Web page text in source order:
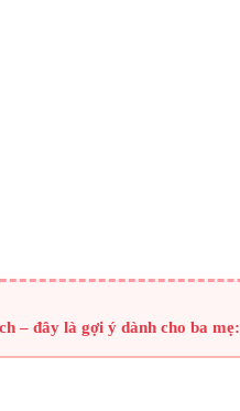
– đây là gợi ý dành cho ba mẹ: